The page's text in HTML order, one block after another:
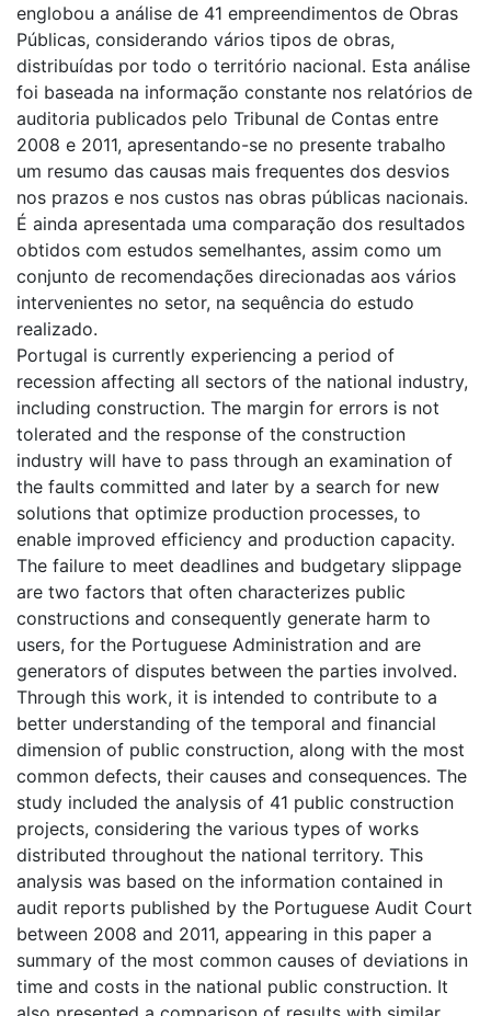
englobou a análise de 41 empreendimentos de Obras
Públicas, considerando vários tipos de obras,
distribuídas por todo o território nacional. Esta análise
foi baseada na informação constante nos relatórios de
auditoria publicados pelo Tribunal de Contas entre
2008 e 2011, apresentando-se no presente trabalho
um resumo das causas mais frequentes dos desvios
nos prazos e nos custos nas obras públicas nacionais.
É ainda apresentada uma comparação dos resultados
obtidos com estudos semelhantes, assim como um
conjunto de recomendações direcionadas aos vários
intervenientes no setor, na sequência do estudo
realizado.
Portugal is currently experiencing a period of
recession affecting all sectors of the national industry,
including construction. The margin for errors is not
tolerated and the response of the construction
industry will have to pass through an examination of
the faults committed and later by a search for new
solutions that optimize production processes, to
enable improved efficiency and production capacity.
The failure to meet deadlines and budgetary slippage
are two factors that often characterizes public
constructions and consequently generate harm to
users, for the Portuguese Administration and are
generators of disputes between the parties involved.
Through this work, it is intended to contribute to a
better understanding of the temporal and financial
dimension of public construction, along with the most
common defects, their causes and consequences. The
study included the analysis of 41 public construction
projects, considering the various types of works
distributed throughout the national territory. This
analysis was based on the information contained in
audit reports published by the Portuguese Audit Court
between 2008 and 2011, appearing in this paper a
summary of the most common causes of deviations in
time and costs in the national public construction. It